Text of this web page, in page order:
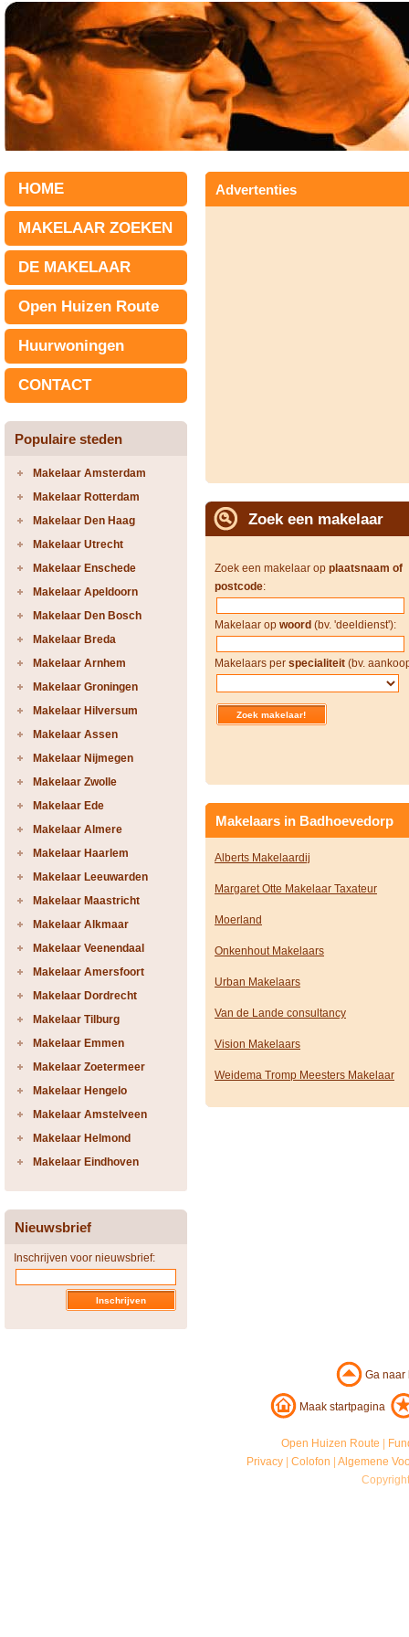
HOME
MAKELAAR ZOEKEN
DE MAKELAAR
Open Huizen Route
Huurwoningen
CONTACT
Populaire steden
Makelaar Amsterdam
Makelaar Rotterdam
Makelaar Den Haag
Makelaar Utrecht
Makelaar Enschede
Makelaar Apeldoorn
Makelaar Den Bosch
Makelaar Breda
Makelaar Arnhem
Makelaar Groningen
Makelaar Hilversum
Makelaar Assen
Makelaar Nijmegen
Makelaar Zwolle
Makelaar Ede
Makelaar Almere
Makelaar Haarlem
Makelaar Leeuwarden
Makelaar Maastricht
Makelaar Alkmaar
Makelaar Veenendaal
Makelaar Amersfoort
Makelaar Dordrecht
Makelaar Tilburg
Makelaar Emmen
Makelaar Zoetermeer
Makelaar Hengelo
Makelaar Amstelveen
Makelaar Helmond
Makelaar Eindhoven
Nieuwsbrief
Inschrijven voor nieuwsbrief:
Advertenties
Zoek een makelaar
Zoek een makelaar op plaatsnaam of
postcode:
Makelaar op woord (bv. 'deeldienst'):
Makelaars per specialiteit (bv.
Makelaars in Badhoevedorp
Alberts Makelaardij
Margaret Otte Makelaar Taxateur
Moerland
Onkenhout Makelaars
Urban Makelaars
Van de Lande consultancy
Vision Makelaars
Weidema Tromp Meesters Makelaar
Ga
Maak startpagina
Open Huizen Route
Privacy |Colofon |Algemene